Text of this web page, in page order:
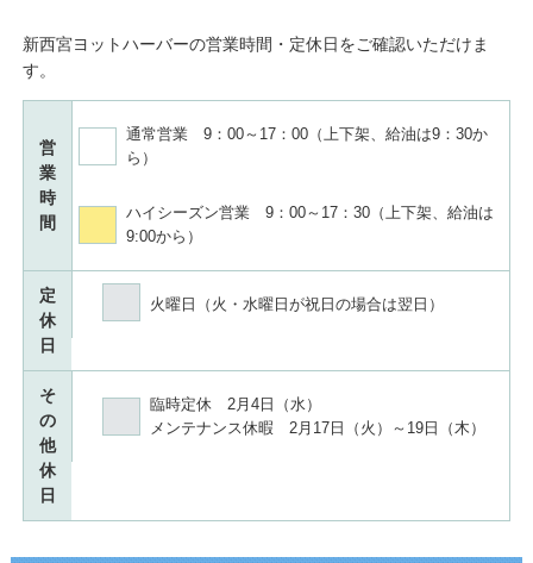
新西宮ヨットハーバーの営業時間・定休日をご確認いただけま
す。
営
業
時
間
通常営業 9：00～17：00（上下架、給油は9：30か
ら）
ハイシーズン営業 9：00～17：30（上下架、給油は
9:00から）
定
休
日
火曜日（火・水曜日が祝日の場合は翌日）
そ
の
他
休
日
臨時定休 2月4日（水）
メンテナンス休暇 2月17日（火）～19日（木）